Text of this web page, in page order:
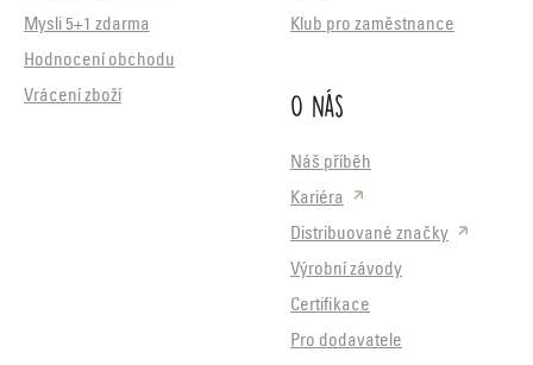
Mysli 5+1 zdarma
Hodnocení obchodu
Vrácení zboží
Klub pro zaměstnance
O nás
Náš příběh
Kariéra
Distribuované značky
Výrobní závody
Certifikace
Pro dodavatele